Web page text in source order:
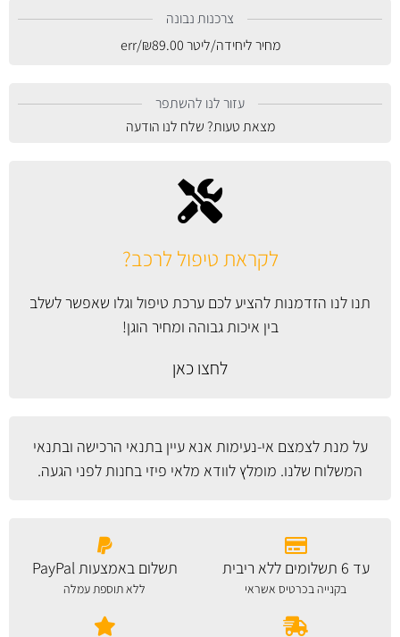
לקראת טיפול לרכב?
תנו לנו הזדמנות להציע לכם ערכת טיפול וגלו שאפשר לשלב
בין איכות גבוהה ומחיר הוגן!
לחצו כאן
על מנת לצמצם אי-נעימות אנא עייןבתנאי הרכישה ובתנאי
המשלוח שלנו. מומלץ לוודא מלאי פיזי בחנות לפני הגעה.
צרכנות נבונה
מחיר ליחידה/ליטר
₪89.00
/err
עזור לנו להשתפר
מצאת טעות? שלח לנו הודעה
עד 6 תשלומים ללא ריבית
בקנייה בכרטיס אשראי
תשלום באמצעות PayPal
ללא תוספת עמלה